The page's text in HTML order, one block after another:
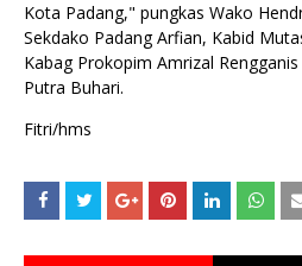
Kota Padang," pungkas Wako
Sekdako Padang Arfian, Kabid
Kabag Prokopim Amrizal
Putra Buhari.
Fitri/hms